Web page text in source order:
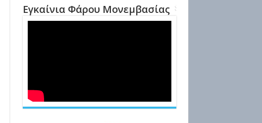
Εγκαίνια Φάρου Μονεμβασίας